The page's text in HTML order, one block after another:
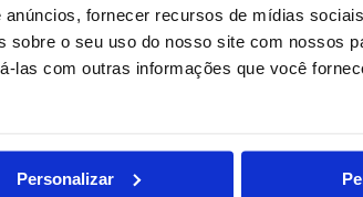
fornecer recursos de mídias
o seu uso do nosso site com nossos
las com outras informações que você
Personalizar